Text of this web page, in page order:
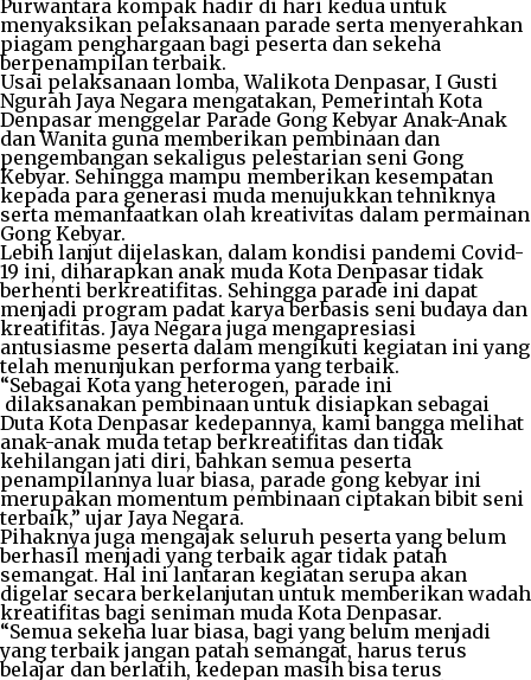
Purwantara kompak hadir di hari kedua untuk
menyaksikan pelaksanaan parade serta menyerahkan
piagam penghargaan bagi peserta dan sekeha
berpenampilan terbaik.
Usai pelaksanaan lomba, Walikota Denpasar, I Gusti
Ngurah Jaya Negara mengatakan, Pemerintah Kota
Denpasar menggelar Parade Gong Kebyar Anak-Anak
dan Wanita guna memberikan pembinaan dan
pengembangan sekaligus pelestarian seni Gong
Kebyar. Sehingga mampu memberikan kesempatan
kepada para generasi muda menujukkan tehniknya
serta memanfaatkan olah kreativitas dalam permainan
Gong Kebyar.
Lebih lanjut dijelaskan, dalam kondisi pandemi Covid-
19 ini, diharapkan anak muda Kota Denpasar tidak
berhenti berkreatifitas. Sehingga parade ini dapat
menjadi program padat karya berbasis seni budaya dan
kreatifitas. Jaya Negara juga mengapresiasi
antusiasme peserta dalam mengikuti kegiatan ini yang
telah menunjukan performa yang terbaik.
“Sebagai Kota yang heterogen, parade ini
dilaksanakan pembinaan untuk disiapkan sebagai
Duta Kota Denpasar kedepannya, kami bangga melihat
anak-anak muda tetap berkreatifitas dan tidak
kehilangan jati diri, bahkan semua peserta
penampilannya luar biasa, parade gong kebyar ini
merupakan momentum pembinaan ciptakan bibit seni
terbaik,” ujar Jaya Negara.
Pihaknya juga mengajak seluruh peserta yang belum
berhasil menjadi yang terbaik agar tidak patah
semangat. Hal ini lantaran kegiatan serupa akan
digelar secara berkelanjutan untuk memberikan wadah
kreatifitas bagi seniman muda Kota Denpasar.
“Semua sekeha luar biasa, bagi yang belum menjadi
yang terbaik jangan patah semangat, harus terus
belajar dan berlatih, kedepan masih bisa terus